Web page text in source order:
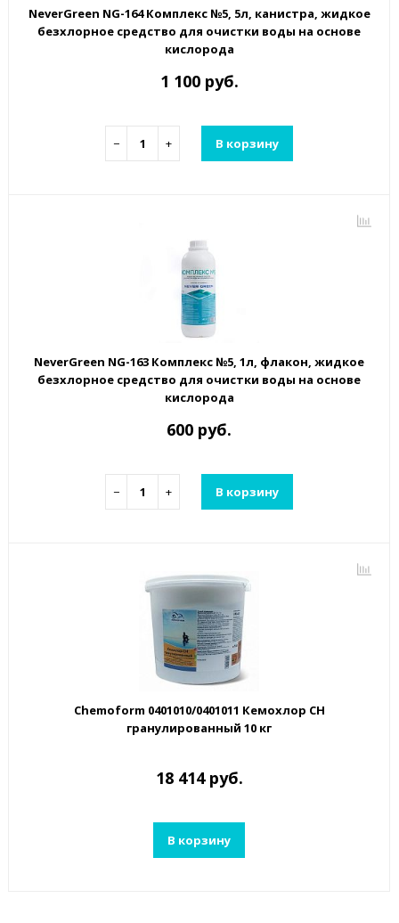
NeverGreen NG-164 Комплекс №5, 5л, канистра, жидкое
безхлорное средство для очистки воды на основе
кислорода
1 100 руб.
− + В корзину
NeverGreen NG-163 Комплекс №5, 1л, флакон, жидкое
безхлорное средство для очистки воды на основе
кислорода
600 руб.
− + В корзину
Chemoform 0401010/0401011 Кемохлор СН
гранулированный 10 кг
18 414 руб.
В корзину